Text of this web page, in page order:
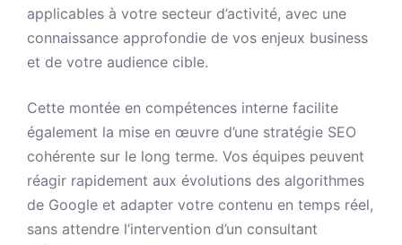
applicables à votre secteur d’activité, avec une
connaissance approfondie de vos enjeux business
et de votre audience cible.
Cette montée en compétences interne facilite
également la mise en œuvre d’une stratégie SEO
cohérente sur le long terme. Vos équipes peuvent
réagir rapidement aux évolutions des algorithmes
de Google et adapter votre contenu en temps réel,
sans attendre l’intervention d’un consultant